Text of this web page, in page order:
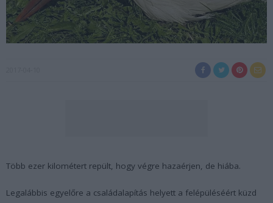
Több ezer kilométert repült, hogy végre hazaérjen, de hiába.
Legalábbis egyelőre a családalapítás helyett a felépüléséért küzd